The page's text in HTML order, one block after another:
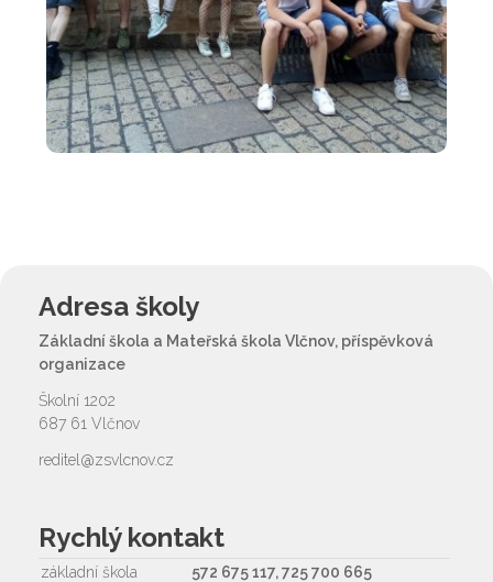
Adresa školy
Základní škola a Mateřská škola Vlčnov, příspěvková
organizace
Školní 1202
687 61 Vlčnov
reditel@zsvlcnov.cz
Rychlý kontakt
základní škola
572 675 117, 725 700 665